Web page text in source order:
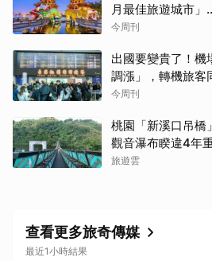
月最佳旅遊城市
斯共同入榜，理由
今周刊
出國要變貴了！
調漲」，轉機旅客
時間曝光
今周刊
桃園「新溪口吊
觀音瀑布睽違4年
旅遊雲
查看更多旅奇傳媒
最近1小時結果